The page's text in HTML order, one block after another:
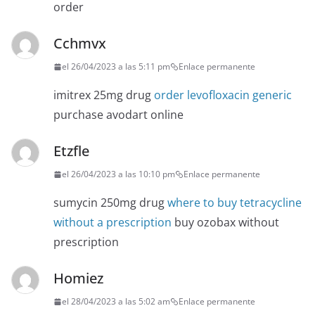
order
Cchmvx
el 26/04/2023 a las 5:11 pm Enlace permanente
imitrex 25mg drug order levofloxacin generic
purchase avodart online
Etzfle
el 26/04/2023 a las 10:10 pm Enlace permanente
sumycin 250mg drugwhere to buy tetracycline
without a prescription buy ozobax without
prescription
Homiez
el 28/04/2023 a las 5:02 am Enlace permanente